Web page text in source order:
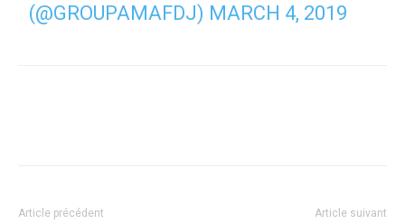
(@GROUPAMAFDJ) MARCH 4, 2019
Article précédent Article suivant